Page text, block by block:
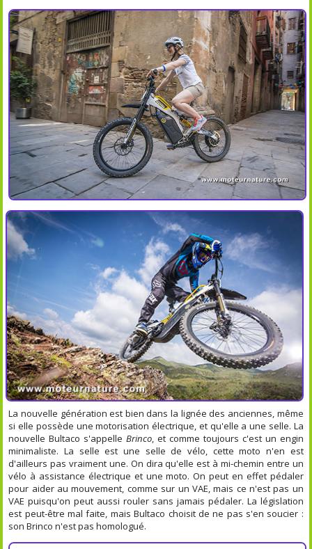
La nouvelle génération est bien dans la lignée des anciennes, même
si elle possède une motorisation électrique, et qu'elle a une selle. La
nouvelle Bultaco s'appelleBrinco, et comme toujours c'est un engin
minimaliste. La selle est une selle de vélo, cette moto n'en est
d'ailleurs pas vraiment une. On dira qu'elle est à mi-chemin entre un
vélo à assistance électrique et une moto. On peut en effet pédaler
pour aider au mouvement, comme sur un VAE, mais ce n'est pas un
VAE puisqu'on peut aussi rouler sans jamais pédaler. La législation
est peut-être mal faite, mais Bultaco choisit de ne pas s'en soucier :
son Brinco n'est pas homologué.